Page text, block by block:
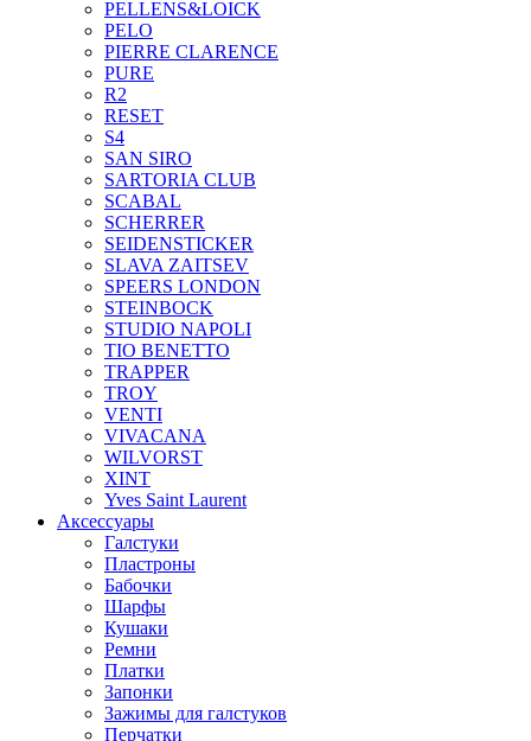
PELLENS&LOICK
PELO
PIERRE CLARENCE
PURE
R2
RESET
S4
SAN SIRO
SARTORIA CLUB
SCABAL
SCHERRER
SEIDENSTICKER
SLAVA ZAITSEV
SPEERS LONDON
STEINBOCK
STUDIO NAPOLI
TIO BENETTO
TRAPPER
TROY
VENTI
VIVACANA
WILVORST
XINT
Yves Saint Laurent
Аксессуары
Галстуки
Пластроны
Бабочки
Шарфы
Кушаки
Ремни
Платки
Запонки
Зажимы для галстуков
Перчатки